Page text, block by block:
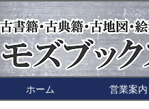
ホーム 営業案内